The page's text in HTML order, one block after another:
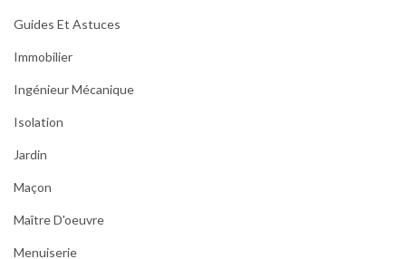
Guides Et Astuces
Immobilier
Ingénieur Mécanique
Isolation
Jardin
Maçon
Maître D'oeuvre
Menuiserie